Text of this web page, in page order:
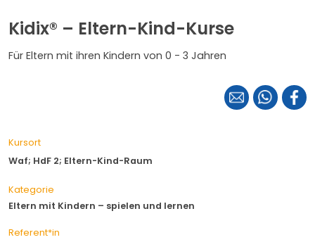
Kidix® – Eltern-Kind-Kurse
Für Eltern mit ihren Kindern von 0 - 3 Jahren
Referent*in
Kategorie
Eltern mit Kindern – spielen und lernen
Kursort
Waf; HdF 2; Eltern-Kind-Raum